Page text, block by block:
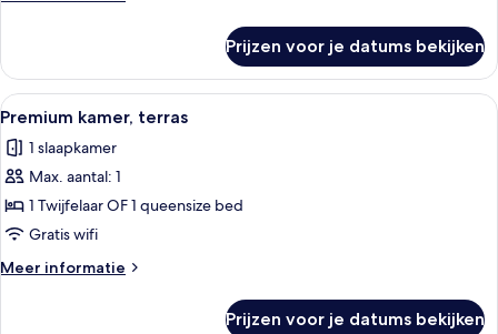
kamer,
terras
Prijzen voor je datums bekijken
Alle
foto's
voor
Premium
kamer,
terras
laden
Een hotelkamer met een groot bed,
16
Premium kamer, terras
1 slaapkamer
Max. aantal: 1
1 Twijfelaar OF 1 queensize bed
Gratis wifi
Meer informatie
Meer
Prijzen voor je datums bekijken